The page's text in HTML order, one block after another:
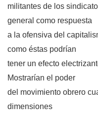
militantes de los
general como respuesta
a la ofensiva del
como éstas podrían
tener un efecto
Mostrarían el poder
del movimiento obrero
dimensiones